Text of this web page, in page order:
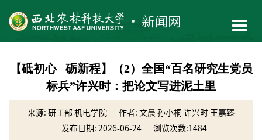
【砥初心 砺新程】（2）全国“百名研究生党员
标兵”许兴时：把论文写进泥土里
来源: 研工部 机电学院
作者: 文晨 孙小桐 许兴时 王嘉臻
发布日期: 2026-06-24
浏览次数:1484